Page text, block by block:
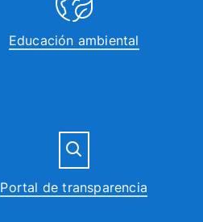
Educación ambiental
Portal de transparencia